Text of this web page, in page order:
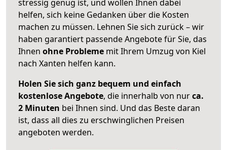
stressig genug ist, und wollen Ihnen dabei
helfen, sich keine Gedanken über die Kosten
machen zu müssen. Lehnen Sie sich zurück – wir
haben garantiert passende Angebote für Sie, das
Ihnen ohne Probleme mit Ihrem Umzug von Kiel
nach Xanten helfen kann.
Holen Sie sich ganz bequem und einfach
kostenlose Angebote, die innerhalb von nurca.
2 Minuten bei Ihnen sind. Und das Beste daran
ist, dass all dies zu erschwinglichen Preisen
angeboten werden.